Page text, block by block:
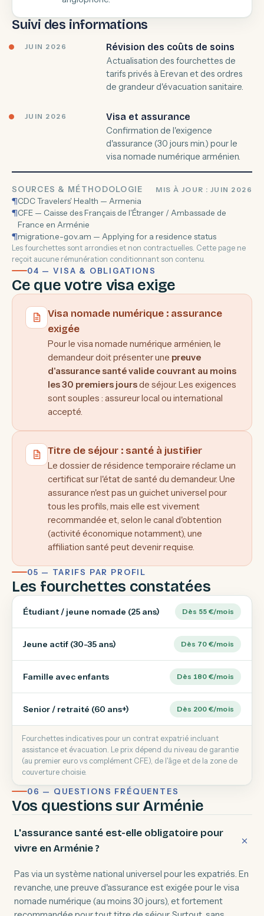
Suivi des informations
JUIN 2026 Révision des coûts de soins
Actualisation des fourchettes de
tarifs privés à Erevan et des ordres
de grandeur d'évacuation sanitaire.
JUIN 2026 Visa et assurance
Confirmation de l'exigence
d'assurance (30 jours min.) pour le
visa nomade numérique arménien.
SOURCES & MÉTHODOLOGIE MIS À JOUR : JUIN 2026
¶CDC Travelers' Health — Armenia
¶CFE — Caisse des Français de l'Étranger / Ambassade de
France en Arménie
¶migration.e-gov.am — Applying for a residence status
Les fourchettes sont arrondies et non contractuelles. Cette page ne
reçoit aucune rémunération conditionnant son contenu.
04 — VISA & OBLIGATIONS
Ce que votre visa exige
Visa nomade numérique : assurance
exigée
Pour le visa nomade numérique arménien, le
demandeur doit présenter une preuve
d'assurance santé valide couvrant au moins
les 30 premiers joursde séjour. Les exigences
sont souples : assureur local ou international
accepté.
Titre de séjour : santé à justifier
Le dossier de résidence temporaire réclame un
certificat sur l'état de santé du demandeur. Une
assurance n'est pas un guichet universel pour
tous les profils, mais elle est vivement
recommandée et, selon le canal d'obtention
(activité économique notamment), une
affiliation santé peut devenir requise.
05 — TARIFS PAR PROFIL
Les fourchettes constatées
Étudiant / jeune nomade (25 ans) Dès 55 €/mois
Jeune actif (30-35 ans) Dès 70 €/mois
Famille avec enfants Dès 180 €/mois
Senior / retraité (60 ans+) Dès 200 €/mois
Fourchettes indicatives pour un contrat expatrié incluant
assistance et évacuation. Le prix dépend du niveau de garantie
(au premier euro vs complément CFE), de l'âge et de la zone de
couverture choisie.
06 — QUESTIONS FRÉQUENTES
Vos questions sur Arménie
L'assurance santé est-elle obligatoire pour
vivre en Arménie ?
Pas via un système national universel pour les expatriés. En
revanche, une preuve d'assurance est exigée pour le visa
nomade numérique (au moins 30 jours), et fortement